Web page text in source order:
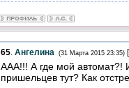
65. Ангелина (31 Марта 2015 23:35) [
ААА!!! А где мой автомат?!
пришельцев тут? Как